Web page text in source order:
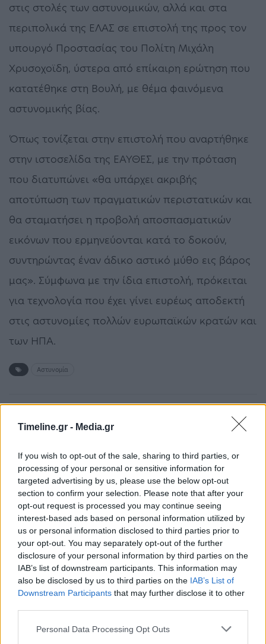
Timeline.gr - Media.gr
If you wish to opt-out of the sale, sharing to third parties, or
processing of your personal or sensitive information for
targeted advertising by us, please use the below opt-out
section to confirm your selection. Please note that after your
opt-out request is processed you may continue seeing
interest-based ads based on personal information utilized by
us or personal information disclosed to third parties prior to
your opt-out. You may separately opt-out of the further
disclosure of your personal information by third parties on the
IAB’s list of downstream participants. This information may
also be disclosed by us to third parties on the IAB’s List of
Downstream Participants that may further disclose it to other
Personal Data Processing Opt Outs
στις στολές των αστυνομικών, αλλά και στα
περιπολικά της ΕΛΑΣ σε επιστολή της προς τον
υπουργό Προστασίας του Πολίτη Μιχάλη
Χρυσοχοϊδη, ύστερα από επίκαιρη ερώτηση που
κατατέθηκε στη Βουλή, με θέμα φαινόμενα
αστυνομικής βίας.
Όπως τονίζεται στην επιστολή που αναρτήθηκε
στην ιστοσελίδα της ΕΑΥΘΕΣ, με την πρόταση
που διατυπώνει «θα υπάρχει ακριβής
αποτύπωση των πραγματικών περιστατικών και
θα σταματήσει η προβολή αποσπασματικών
εικόνων που ερμηνεύονται κατά το δοκούν,
συντηρώντας έναν άδικο αστικό μύθο εις βάρος
μας». Σύμφωνα με την ίδια επιστολή, πρόκειται
για τεχνολογία που έχει γίνει ευρέως αποδεκτή
στις αστυνομίες πολλών ευρωπαϊκών κρατών και
των ΗΠΑ.
Αστυνομία
Υπεγράφη υπουργική
Διεπαγελματικές
Οργανώσεις από το Μ.
Βορίδη
ΕΠΌΜΕΝΟ ΆΡΘΡΟ
Διήμερη επίσκεψη του Κ.
Θεσσαλία
Μπορεί επίσης να σε ενδιαφέρει
ΕΛΛΆΔΑ ΕΛΛΆΔΑ